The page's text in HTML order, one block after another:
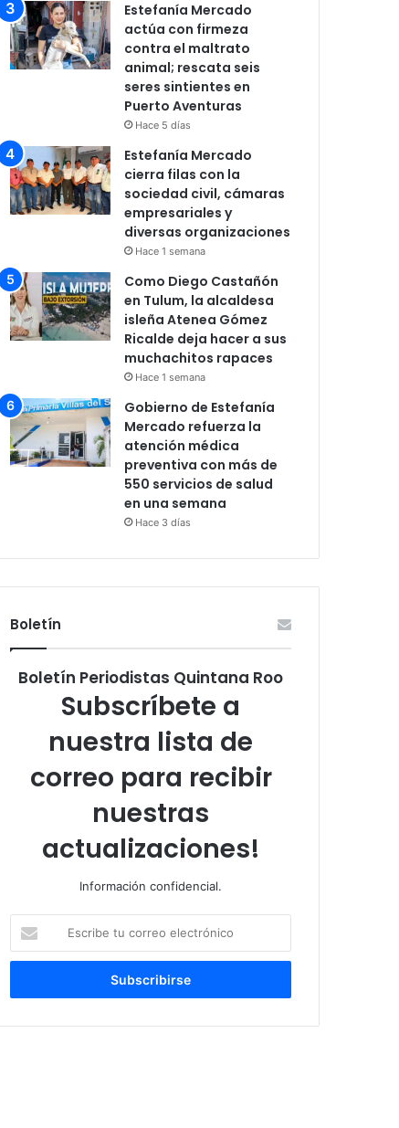
Estefanía Mercado
actúa con firmeza
contra el maltrato
animal; rescata seis
seres sintientes en
Puerto Aventuras
Hace 5 días
Estefanía Mercado
cierra filas con la
sociedad civil, cámaras
empresariales y
diversas organizaciones
Hace 1 semana
Como Diego Castañón
en Tulum, la alcaldesa
isleña Atenea Gómez
Ricalde deja hacer a sus
muchachitos rapaces
Hace 1 semana
Gobierno de Estefanía
Mercado refuerza la
atención médica
preventiva con más de
550 servicios de salud
en una semana
Hace 3 días
Boletín
Boletín Periodistas Quintana Roo
Subscríbete a
nuestra lista de
correo para recibir
nuestras
actualizaciones!
Información confidencial.
tu
correo